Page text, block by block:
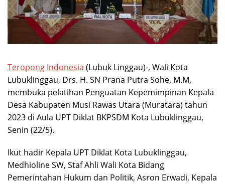
Teropong Indonesia (Lubuk Linggau)-, Wali Kota
Lubuklinggau, Drs. H. SN Prana Putra Sohe, M.M,
membuka pelatihan Penguatan Kepemimpinan Kepala
Desa Kabupaten Musi Rawas Utara (Muratara) tahun
2023 di Aula UPT Diklat BKPSDM Kota Lubuklinggau,
Senin (22/5).
Ikut hadir Kepala UPT Diklat Kota Lubuklinggau,
Medhioline SW, Staf Ahli Wali Kota Bidang
Pemerintahan Hukum dan Politik, Asron Erwadi, Kepala